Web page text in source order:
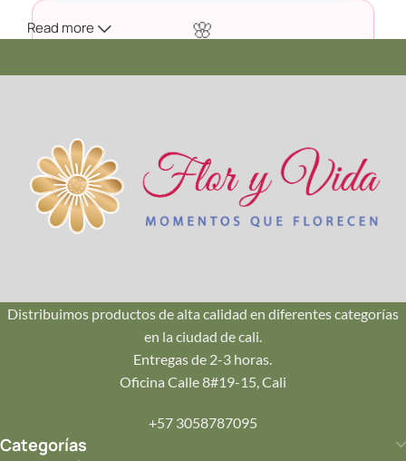
🌸
🚚
Envío en Cali
💌
Tu Mensaje
Incluye una tarjeta personalizada con tu mensaje impreso
Read more
Distribuimos productos de alta calidad en diferentes categorías
en la ciudad de cali.
Entregas de 2-3 horas.
Oficina Calle 8#19-15, Cali
+57 3058787095
Categorías